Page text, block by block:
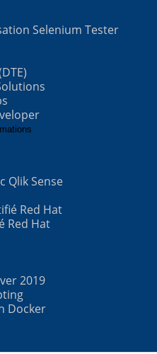
Selenium Tester
Qlik Sense
Red Hat
Red Hat
2019
Docker